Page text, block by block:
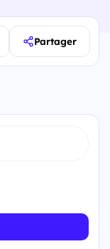
Partager